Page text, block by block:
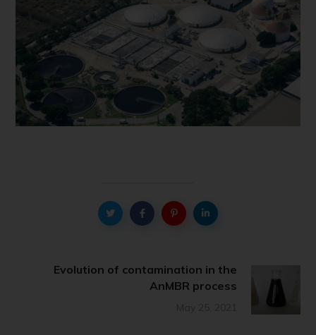
Evolution of contamination in the
AnMBR process